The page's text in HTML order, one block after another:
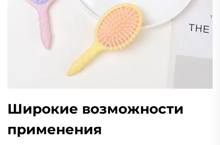
Широкие возможности
применения